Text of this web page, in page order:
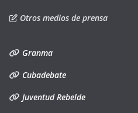
Otros medios de prensa
Granma
Cubadebate
Juventud Rebelde